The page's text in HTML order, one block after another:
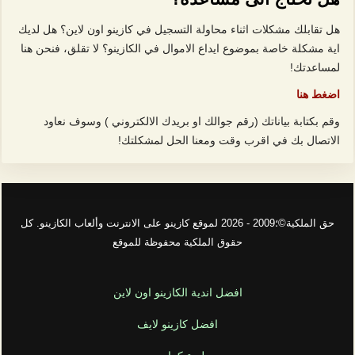
هل تقابلك مشكلات اثناء محاولة التسجيل في كازينو اون لاين؟ هل لديك
اية مشكلة خاصة بموضوع ايداع الاموال في الكازينو؟ لا تقلق، فنحن هنا
لمساعدتك!
اضغط هنا
وقم بكتابة بياناتك (رقم جوالك او بريدك الالكتروني ) وسوف نعاود
الاتصال بك في اقرب وقت ومعنا الحل لمشكلتك!
حق الملكية©؛2009 - 2026 لموقع كازينو على الانترنت وألعاب الكازينو. كل
حقوق الملكية محفوظة للموقع
افضل اندية الكازينو اون لاين
افضل كازينو لايف